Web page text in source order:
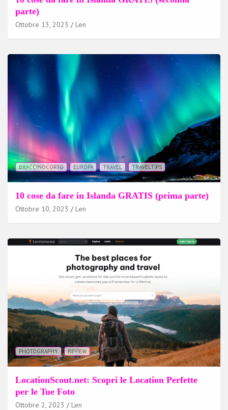
parte)
Ottobre 13, 2023 Len
BRACCINOCORTO EUROPA TRAVEL TRAVELTIPS
10 cose da fare in Islanda GRATIS (prima parte)
Ottobre 10, 2023 Len
PHOTOGRAPHY REVIEW
LocationScout.net: Scopri le Location Perfette
per le Tue Foto
Ottobre 2, 2023 Len